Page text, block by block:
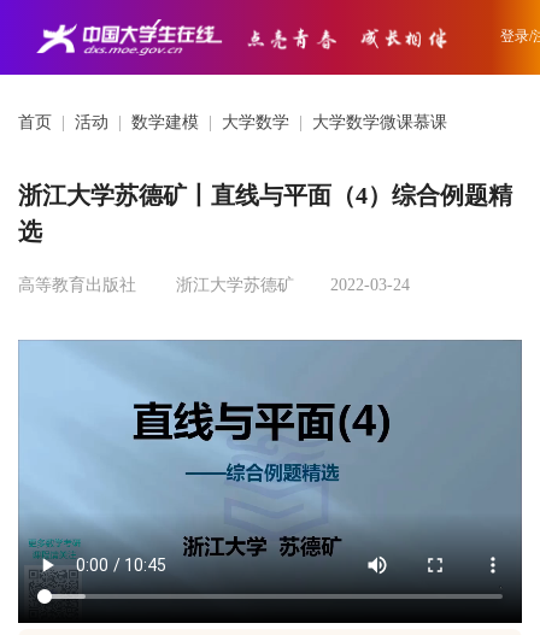
登录/
首页 活动 数学建模 大学数学 大学数学微课慕课
浙江大学苏德矿丨直线与平面（4）综合例题精
选
高等教育出版社 浙江大学苏德矿 2022-03-24